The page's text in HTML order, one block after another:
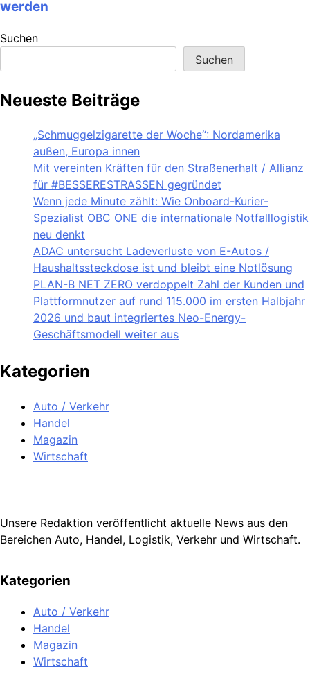
werden
Suchen
Suchen
Neueste Beiträge
„Schmuggelzigarette der Woche“: Nordamerika
außen, Europa innen
Mit vereinten Kräften für den Straßenerhalt / Allianz
für #BESSERESTRASSEN gegründet
Wenn jede Minute zählt: Wie Onboard-Kurier-
Spezialist OBC ONE die internationale Notfalllogistik
neu denkt
ADAC untersucht Ladeverluste von E-Autos /
Haushaltssteckdose ist und bleibt eine Notlösung
PLAN-B NET ZERO verdoppelt Zahl der Kunden und
Plattformnutzer auf rund 115.000 im ersten Halbjahr
2026 und baut integriertes Neo-Energy-
Geschäftsmodell weiter aus
Kategorien
Auto / Verkehr
Handel
Magazin
Wirtschaft
Unsere Redaktion veröffentlicht aktuelle News aus den
Bereichen Auto, Handel, Logistik, Verkehr und Wirtschaft.
Kategorien
Auto / Verkehr
Handel
Magazin
Wirtschaft